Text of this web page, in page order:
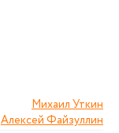
Михаил Уткин
Алексей Файзуллин